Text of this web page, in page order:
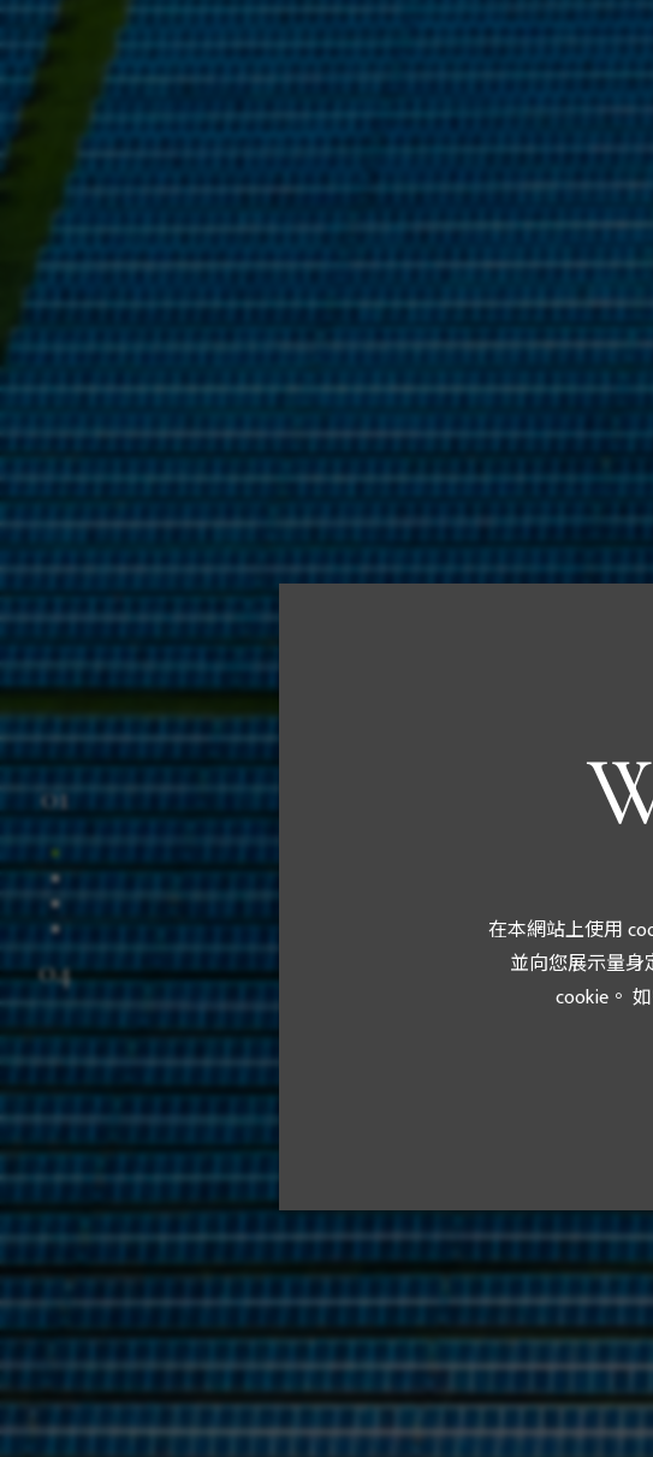
提
01
04
在本網站上使用
並向您展示量
cookie。